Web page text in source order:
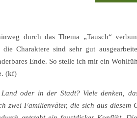
durch das Thema „Tausch“
Charaktere sind sehr gut
Ende. So stelle ich mir ein
(kf)
oder in der Stadt? Viele denken,
zwei Familienväter, die sich aus diesem